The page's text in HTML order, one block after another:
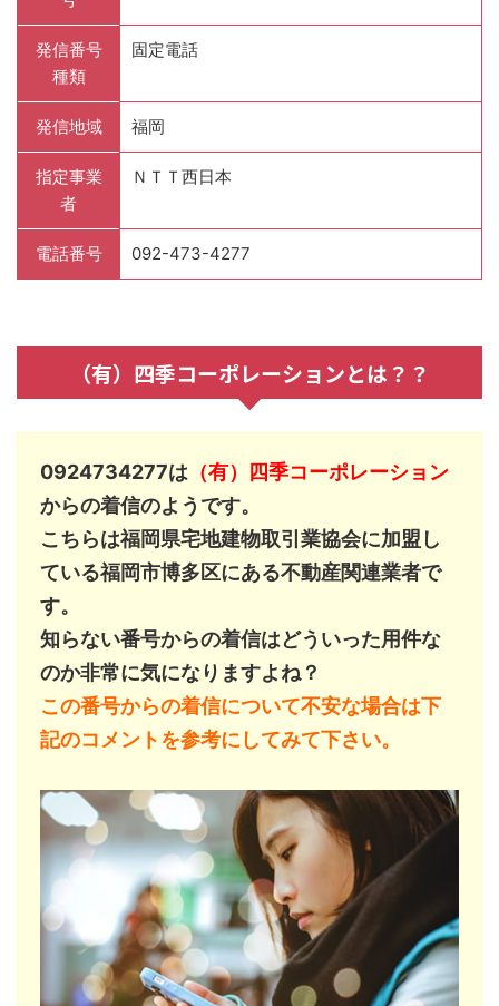
発信番号
種類
固定電話
発信地域 福岡
指定事業
者
ＮＴＴ西日本
電話番号 092-473-4277
（有）四季コーポレーションとは？？
0924734277は （有）四季コーポレーション
からの着信のようです。
こちらは福岡県宅地建物取引業協会に加盟し
ている福岡市博多区にある不動産関連業者で
す。
知らない番号からの着信はどういった用件な
のか非常に気になりますよね？
この番号からの着信について不安な場合は下
記のコメントを参考にしてみて下さい。